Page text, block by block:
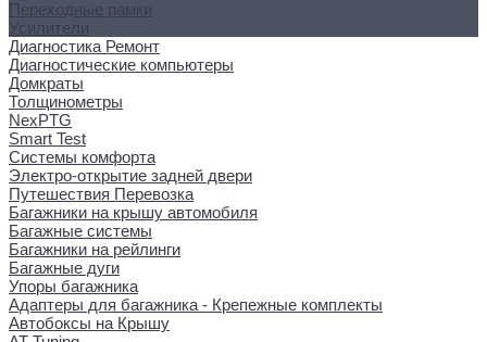
Переходные рамки
Усилители
Диагностика Ремонт
Диагностические компьютеры
Домкраты
Толщинометры
NexPTG
Smart Test
Системы комфорта
Электро-открытие задней двери
Путешествия Перевозка
Багажники на крышу автомобиля
Багажные системы
Багажники на рейлинги
Багажные дуги
Упоры багажника
Адаптеры для багажника - Крепежные комплекты
Автобоксы на Крышу